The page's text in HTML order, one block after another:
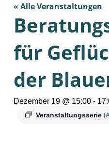
« Alle Veranstaltungen
für
der
Dezember 19 @ 15:00 -
Veranstaltungsserie